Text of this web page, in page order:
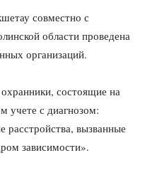
совместно с
области проведена
организаций.
состоящие на
учете с диагнозом:
расстройства, вызванные
зависимости».